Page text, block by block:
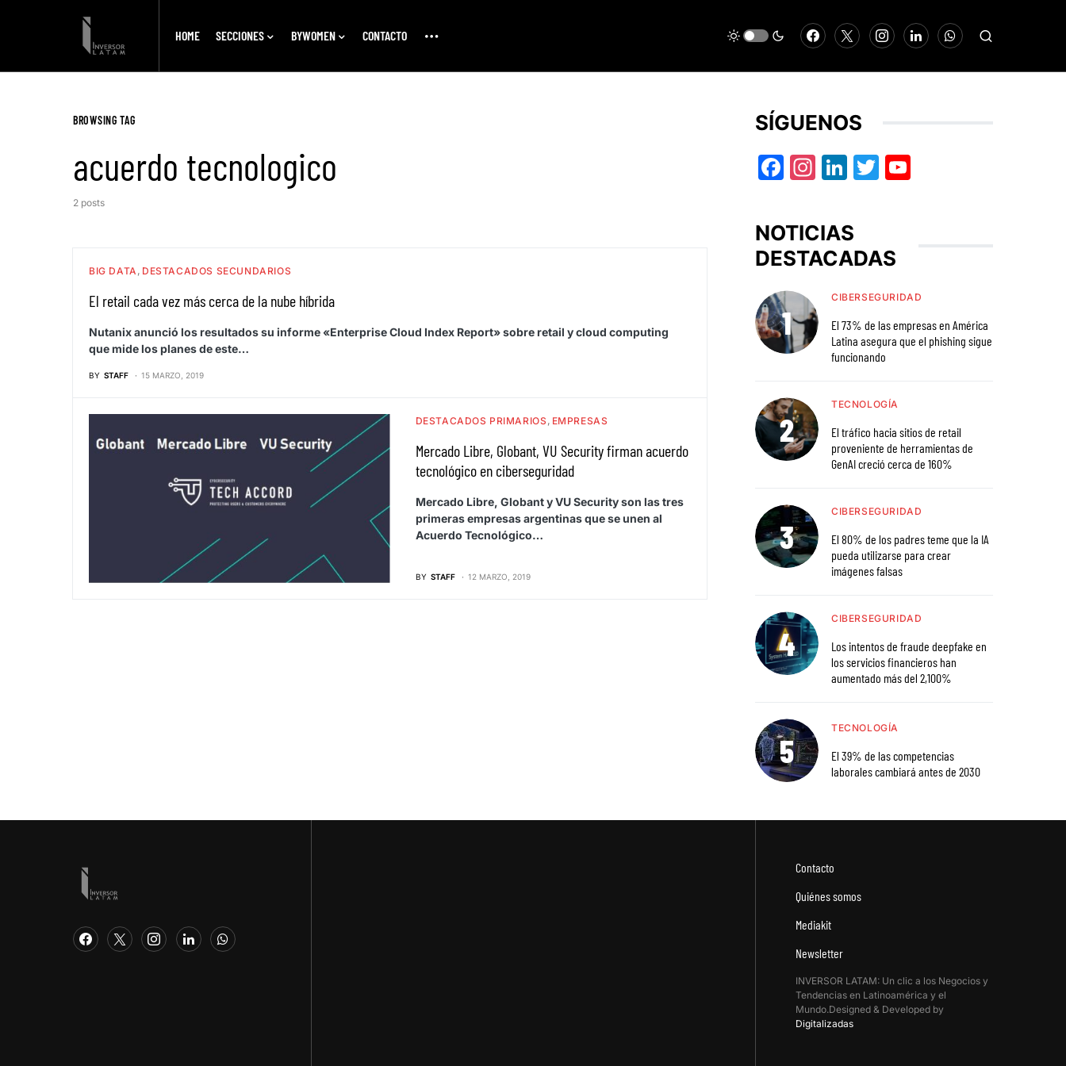
HOME SECCIONES BYWOMEN CONTACTO
BROWSING TAG
acuerdo tecnologico
2 posts
BIG DATA DESTACADOS SECUNDARIOS
El retail cada vez más cerca de la nube híbrida
Nutanix anunció los resultados su informe «Enterprise Cloud Index Report» sobre retail y cloud computing
que mide los planes de este…
BY STAFF 15 MARZO, 2019
DESTACADOS PRIMARIOS EMPRESAS
Mercado Libre, Globant, VU Security firman acuerdo
tecnológico en ciberseguridad
Mercado Libre, Globant y VU Security son las tres
primeras empresas argentinas que se unen al
Acuerdo Tecnológico…
BY STAFF 12 MARZO, 2019
SÍGUENOS
Facebook
Instagram
LinkedIn
Twitter
NOTICIAS
DESTACADAS
CIBERSEGURIDAD
El 73% de las empresas en América
Latina asegura que el phishing sigue
funcionando
TECNOLOGÍA
El tráfico hacia sitios de retail
proveniente de herramientas de
GenAI creció cerca de 160%
CIBERSEGURIDAD
El 80% de los padres teme que la IA
pueda utilizarse para crear
imágenes falsas
CIBERSEGURIDAD
Los intentos de fraude deepfake en
los servicios financieros han
aumentado más del 2,100%
TECNOLOGÍA
El 39% de las competencias
laborales cambiará antes de 2030
Contacto
Quiénes somos
Mediakit
Newsletter
INVERSOR LATAM: Un clic a los Negocios y
Tendencias en Latinoamérica y el
Mundo.Designed & Developed by
Digitalizadas